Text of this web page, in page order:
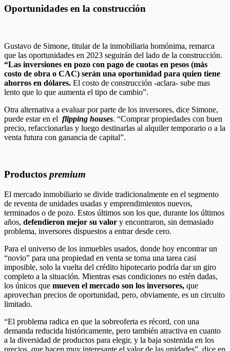
Oportunidades en la construcción
Gustavo de Simone, titular de la inmobiliaria homónima, remarca
que las oportunidades en 2023 seguirán del lado de la construcción.
“Las inversiones en pozo con pago de cuotas en pesos (más
costo de obra o CAC) serán una oportunidad para quien tiene
ahorros en dólares. El costo de construcción -aclara- sube mas
lento que lo que aumenta el tipo de cambio”.
Otra alternativa a evaluar por parte de los inversores, dice Simone,
puede estar en el flipping houses. “Comprar propiedades con buen
precio, refaccionarlas y luego destinarlas al alquiler temporario o a la
venta futura con ganancia de capital”.
Productos premium
El mercado inmobiliario se divide tradicionalmente en el segmento
de reventa de unidades usadas y emprendimientos nuevos,
terminados o de pozo. Estos últimos son los que, durante los últimos
años, defendieron mejor su valor y encontraron, sin demasiado
problema, inversores dispuestos a entrar desde cero.
Para el universo de los inmuebles usados, donde hoy encontrar un
“novio” para una propiedad en venta se torna una tarea casi
imposible, solo la vuelta del crédito hipotecario podría dar un giro
completo a la situación. Mientras esas condiciones no estén dadas,
los únicos que mueven el mercado son los inversores, que
aprovechan precios de oportunidad, pero, obviamente, es un circuito
limitado.
“El problema radica en que la sobreoferta es récord, con una
demanda reducida históricamente, pero también atractiva en cuanto
a la diversidad de productos para elegir, y la baja sostenida en los
precios, que hacen muy interesante el valor de las unidades”, dice en